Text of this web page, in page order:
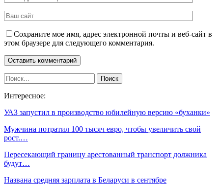
Сохраните мое имя, адрес электронной почты и веб-сайт в
этом браузере для следующего комментария.
Интересное:
УАЗ запустил в производство юбилейную версию «буханки»
Мужчина потратил 100 тысяч евро, чтобы увеличить свой
рост.…
Пересекающий границу арестованный транспорт должника
будут…
Названа средняя зарплата в Беларуси в сентябре